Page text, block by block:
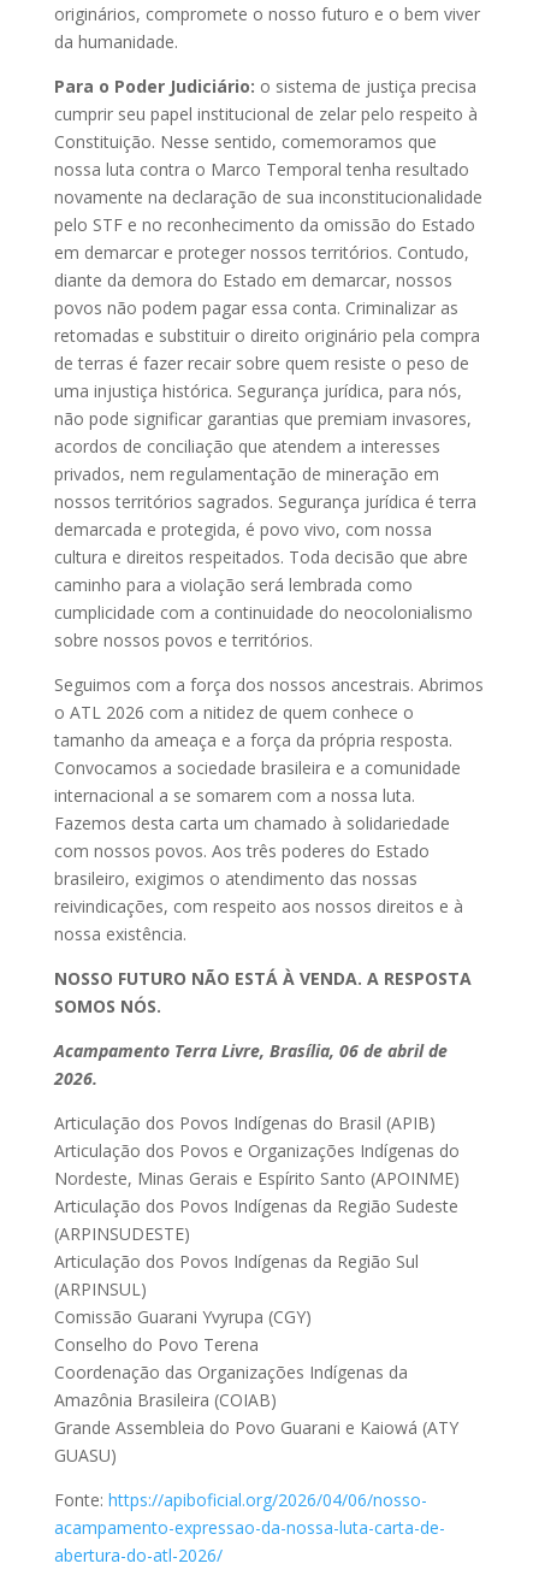
originários, compromete o nosso futuro e o bem viver
da humanidade.
Para o Poder Judiciário: o sistema de justiça precisa
cumprir seu papel institucional de zelar pelo respeito à
Constituição. Nesse sentido, comemoramos que
nossa luta contra o Marco Temporal tenha resultado
novamente na declaração de sua inconstitucionalidade
pelo STF e no reconhecimento da omissão do Estado
em demarcar e proteger nossos territórios. Contudo,
diante da demora do Estado em demarcar, nossos
povos não podem pagar essa conta. Criminalizar as
retomadas e substituir o direito originário pela compra
de terras é fazer recair sobre quem resiste o peso de
uma injustiça histórica. Segurança jurídica, para nós,
não pode significar garantias que premiam invasores,
acordos de conciliação que atendem a interesses
privados, nem regulamentação de mineração em
nossos territórios sagrados. Segurança jurídica é terra
demarcada e protegida, é povo vivo, com nossa
cultura e direitos respeitados. Toda decisão que abre
caminho para a violação será lembrada como
cumplicidade com a continuidade do neocolonialismo
sobre nossos povos e territórios.
Seguimos com a força dos nossos ancestrais. Abrimos
o ATL 2026 com a nitidez de quem conhece o
tamanho da ameaça e a força da própria resposta.
Convocamos a sociedade brasileira e a comunidade
internacional a se somarem com a nossa luta.
Fazemos desta carta um chamado à solidariedade
com nossos povos. Aos três poderes do Estado
brasileiro, exigimos o atendimento das nossas
reivindicações, com respeito aos nossos direitos e à
nossa existência.
NOSSO FUTURO NÃO ESTÁ À VENDA. A RESPOSTA
SOMOS NÓS.
Acampamento Terra Livre, Brasília, 06 de abril de
2026.
Articulação dos Povos Indígenas do Brasil (APIB)
Articulação dos Povos e Organizações Indígenas do
Nordeste, Minas Gerais e Espírito Santo (APOINME)
Articulação dos Povos Indígenas da Região Sudeste
(ARPINSUDESTE)
Articulação dos Povos Indígenas da Região Sul
(ARPINSUL)
Comissão Guarani Yvyrupa (CGY)
Conselho do Povo Terena
Coordenação das Organizações Indígenas da
Amazônia Brasileira (COIAB)
Grande Assembleia do Povo Guarani e Kaiowá (ATY
GUASU)
Fonte: https://apiboficial.org/2026/04/06/nosso-
acampamento-expressao-da-nossa-luta-carta-de-
abertura-do-atl-2026/